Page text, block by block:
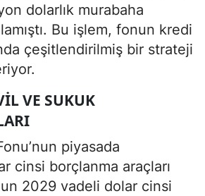
dolarlık murabaha
Bu işlem, fonun kredi
çeşitlendirilmiş bir strateji
VE SUKUK
piyasada
cinsi borçlanma araçları
2029 vadeli dolar cinsi